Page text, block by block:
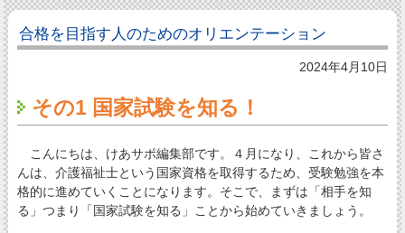
合格を目指す人のためのオリエンテーション
2024年4月10日
その1 国家試験を知る！
こんにちは、けあサポ編集部です。４月になり、これから皆さ
んは、介護福祉士という国家資格を取得するため、受験勉強を本
格的に進めていくことになります。そこで、まずは「相手を知
る」つまり「国家試験を知る」ことから始めていきましょう。